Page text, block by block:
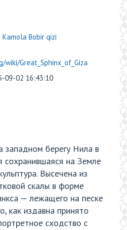
Bobir qizi
Great_Sphinx_of_Giza
09-02 16:43:10
западном берегу Нила в
сохранившаяся на Земле
Высечена из
скалы в форме
— лежащего на песке
как издавна принято
сходство с